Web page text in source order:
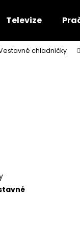
Televize
chladničky